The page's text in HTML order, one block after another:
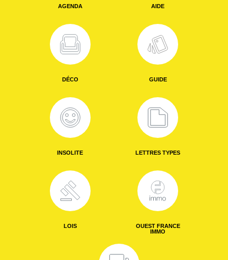
AGENDA AIDE
DÉCO GUIDE
INSOLITE LETTRES TYPES
LOIS
OUEST FRANCE
IMMO